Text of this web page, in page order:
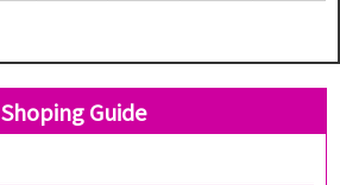
Shoping Guide